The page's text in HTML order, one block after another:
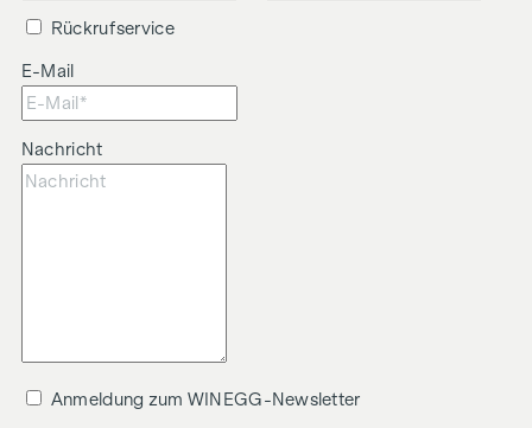
Rückrufservice
E-Mail
Nachricht
Anmeldung zum WINEGG-Newsletter